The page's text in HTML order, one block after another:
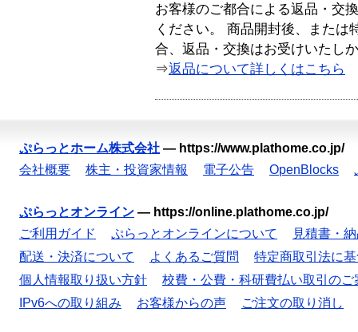
お客様のご都合による返品・交
ください。 商品開封後、または
合、返品・交換はお受けいたし
⇒返品について詳しくはこちら
ぷらっとホーム株式会社 — https://www.plathome.co.jp/
会社概要
株主・投資家情報 電子公告 OpenBlocks
ぷらっとオンライン — https://online.plathome.co.jp/
ご利用ガイド
ぷらっとオンラインについて
見積書・
配送・決済について
よくあるご質問
特定商取引法に
個人情報取り扱い方針
校費・公費・科研費払い取引のご
IPv6への取り組み
お客様からの声 ご注文の取り消し